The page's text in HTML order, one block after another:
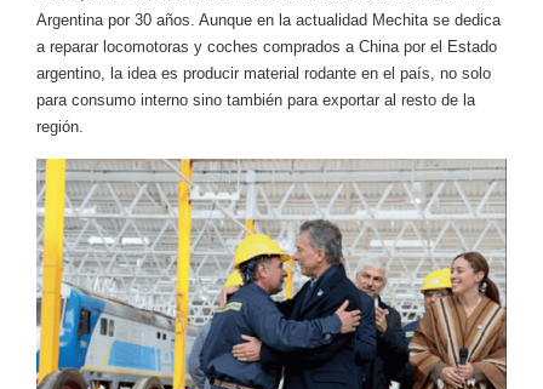
Argentina por 30 años. Aunque en la actualidad Mechita se dedica
a reparar locomotoras y coches comprados a China por el Estado
argentino, la idea es producir material rodante en el país, no solo
para consumo interno sino también para exportar al resto de la
región.